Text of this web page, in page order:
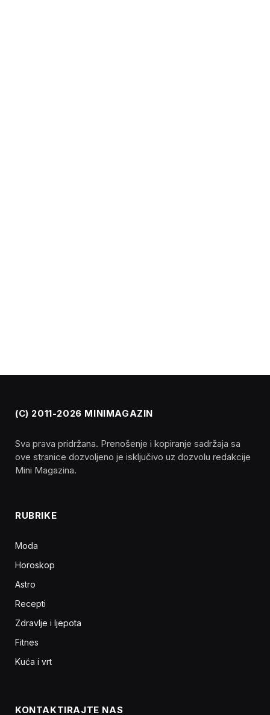
(C) 2011-2026 MINIMAGAZIN
Sva prava pridržana. Prenošenje i kopiranje sadržaja sa
ove stranice dozvoljeno je isključivo uz dozvolu redakcije
Mini Magazina.
RUBRIKE
Moda
Horoskop
Astro
Recepti
Zdravlje i ljepota
Fitnes
Kuća i vrt
KONTAKTIRAJTE NAS